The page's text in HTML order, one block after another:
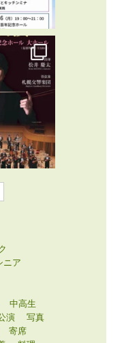
ニア
中高生
演
写真
寄席